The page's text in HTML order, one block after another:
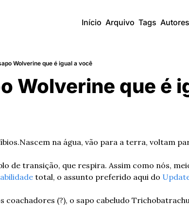
Início Arquivo Tags Autores
Wolverine que é igual a você
Wolverine que é
Nascem na água, vão para a terra, voltam
de transição, que respira. Assim como nós,
total, o assunto preferido aqui do
coachadores (?), o sapo cabeludo